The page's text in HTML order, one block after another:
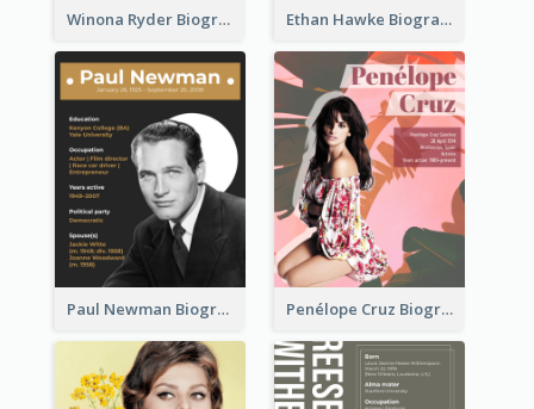
Winona Ryder Biography Ethan Hawke Biography
Paul Newman Biography Penélope Cruz Biography